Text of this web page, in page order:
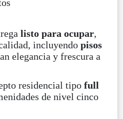
listo para ocupar,
incluyendo pisos
elegancia y frescura a
residencial tipo full
de nivel cinco